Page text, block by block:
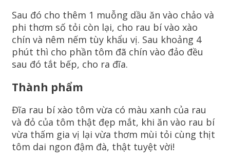
Sau đó cho thêm 1 muỗng dầu ăn vào chảo và
phi thơm số tỏi còn lại, cho rau bí vào xào
chín và nêm nếm tùy khẩu vị. Sau khoảng 4
phút thì cho phần tôm đã chín vào đảo đều
sau đó tắt bếp, cho ra đĩa.
Thành phẩm
Đĩa rau bí xào tôm vừa có màu xanh của rau
và đỏ của tôm thật đẹp mắt, khi ăn vào rau bí
vừa thấm gia vị lại vừa thơm mùi tỏi cùng thịt
tôm dai ngon đậm đà, thật tuyệt vời!